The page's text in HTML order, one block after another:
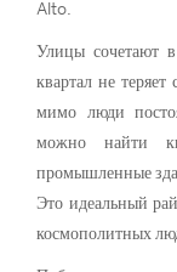
Alto.
Улицы сочетают
квартал не
мимо люди
можно найти
промышленные
Это идеальный
космополитных